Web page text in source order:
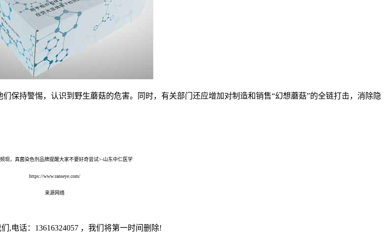
保持警惕，认识到野生蘑菇的危害。同时，有关部门还应增加对制造和销售“幻想蘑菇”的全链打击，消除隐
现，真菌染色剂品牌提醒大家不要好奇尝试>-山东中仁医学
https://www.ranseye.com/
来源网络
,电话：13616324057 ，我们将第一时间删除!